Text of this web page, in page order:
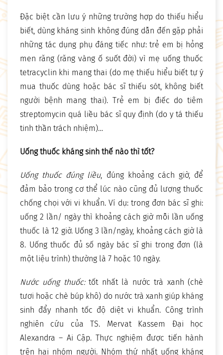
Đặc biệt cần lưu ý những trường hợp do thiếu hiểu
biết, dùng kháng sinh không đúng dẫn đến gặp phải
những tác dụng phụ đáng tiếc như: trẻ em bị hỏng
men răng (răng vàng ố suốt đời) vì mẹ uống thuốc
tetracyclin khi mang thai (do mẹ thiếu hiểu biết tự ý
mua thuốc dùng hoặc bác sĩ thiếu sót, không biết
người bệnh mang thai). Trẻ em bị điếc do tiêm
streptomycin quá liều bác sĩ quy định (do y tá thiếu
tinh thần trách nhiệm)…
Uống thuốc kháng sinh thế nào thì tốt?
Uống thuốc đúng liều, đúng khoảng cách giờ, để
đảm bảo trong cơ thể lúc nào cũng đủ lượng thuốc
chống chọi với vi khuẩn. Ví dụ: trong đơn bác sĩ ghi:
uống 2 lần/ ngày thì khoảng cách giờ mỗi lần uống
thuốc là 12 giờ. Uống 3 lần/ngày, khoảng cách giờ là
8. Uống thuốc đủ số ngày bác sĩ ghi trong đơn (là
một liệu trình) thường là 7 hoặc 10 ngày.
Nước uống thuốc:tốt nhất là nước trà xanh (chè
tươi hoặc chè búp khô) do nước trà xanh giúp kháng
sinh đẩy nhanh tốc độ diệt vi khuẩn. Công trình
nghiên cứu của TS. Mervat Kassem Đại học
Alexandra – Ai Cập. Thực nghiệm được tiến hành
trên hai nhóm người. Nhóm thứ nhất uống kháng